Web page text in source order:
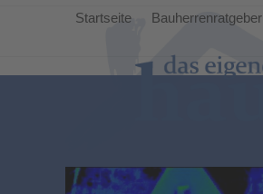
Startseite Bauherrenratgeber